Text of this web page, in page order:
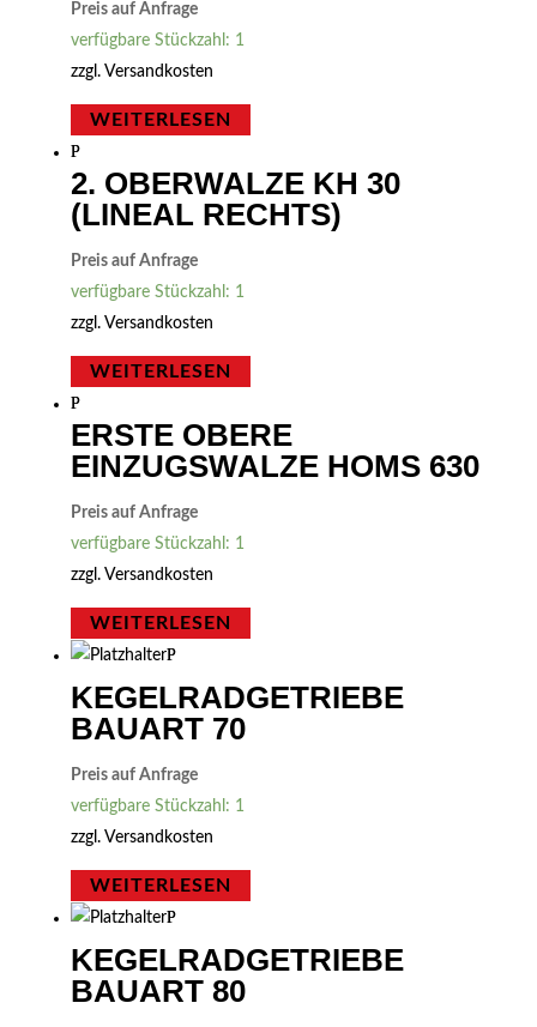
Preis auf Anfrage
verfügbare Stückzahl: 1
zzgl. Versandkosten
WEITERLESEN
2. OBERWALZE KH 30
(LINEAL RECHTS)
Preis auf Anfrage
verfügbare Stückzahl: 1
zzgl. Versandkosten
WEITERLESEN
ERSTE OBERE
EINZUGSWALZE HOMS 630
Preis auf Anfrage
verfügbare Stückzahl: 1
zzgl. Versandkosten
WEITERLESEN
KEGELRADGETRIEBE
BAUART 70
Preis auf Anfrage
verfügbare Stückzahl: 1
zzgl. Versandkosten
WEITERLESEN
KEGELRADGETRIEBE
BAUART 80